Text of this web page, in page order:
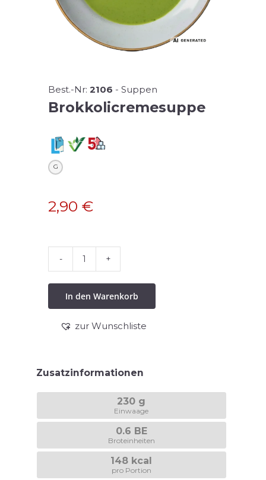
Best.-Nr: 2106 -Suppen
Brokkolicremesuppe
G
2,90€
Menge
In den Warenkorb
zur Wunschliste
Zusatzinformationen
230 g
Einwaage
0.6 BE
Broteinheiten
148 kcal
pro Portion